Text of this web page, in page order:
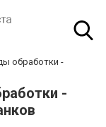
обработки -
-